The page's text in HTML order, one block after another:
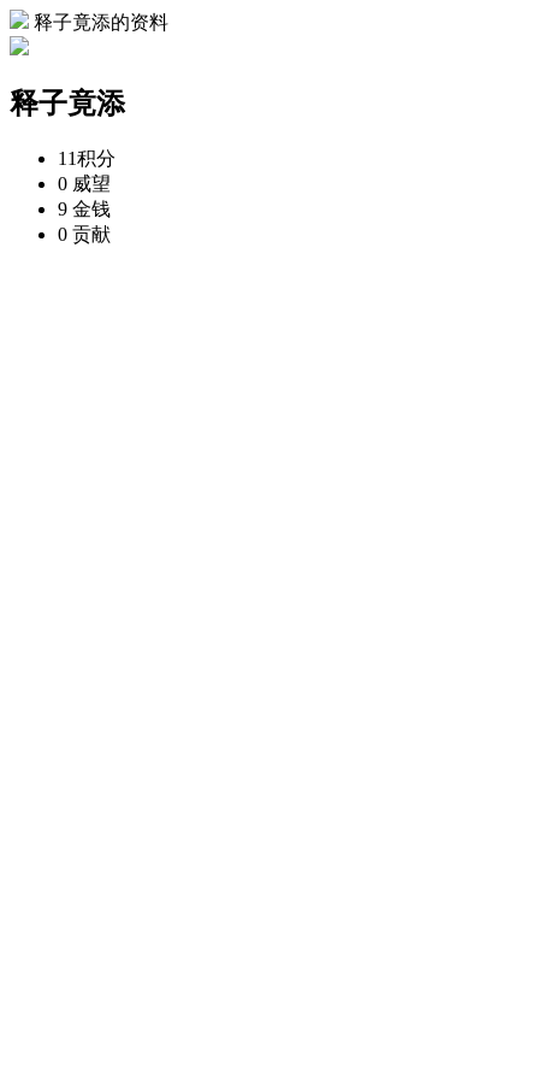
释子竟添的资料
释子竟添
11积分
0 威望
9 金钱
0 贡献